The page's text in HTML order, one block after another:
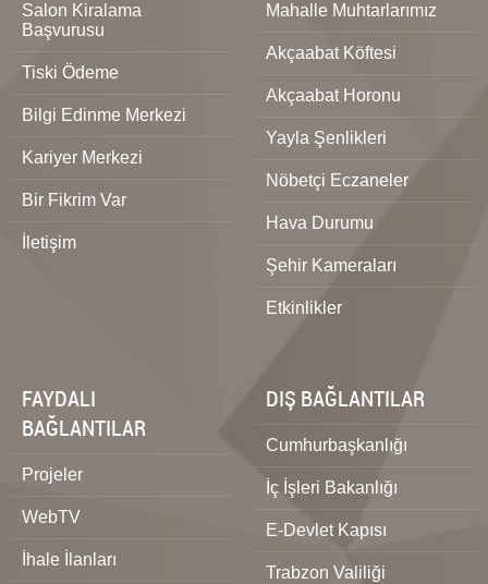
Salon Kiralama
Başvurusu
Tiski Ödeme
Bilgi Edinme Merkezi
Kariyer Merkezi
Bir Fikrim Var
İletişim
Mahalle Muhtarlarımız
Akçaabat Köftesi
Akçaabat Horonu
Yayla Şenlikleri
Nöbetçi Eczaneler
Hava Durumu
Şehir Kameraları
Etkinlikler
FAYDALI
BAĞLANTILAR
Projeler
WebTV
İhale İlanları
DIŞ BAĞLANTILAR
Cumhurbaşkanlığı
İç İşleri Bakanlığı
E-Devlet Kapısı
Trabzon Valiliği